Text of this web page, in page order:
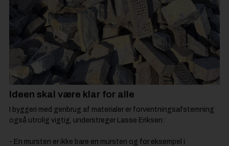
Ideen skal være klar for alle
I byggeri med genbrug af materialer er forventningsafstemning
også utrolig vigtig, understreger Lasse Eriksen:
- En mursten er ikke bare en mursten og for eksempel i